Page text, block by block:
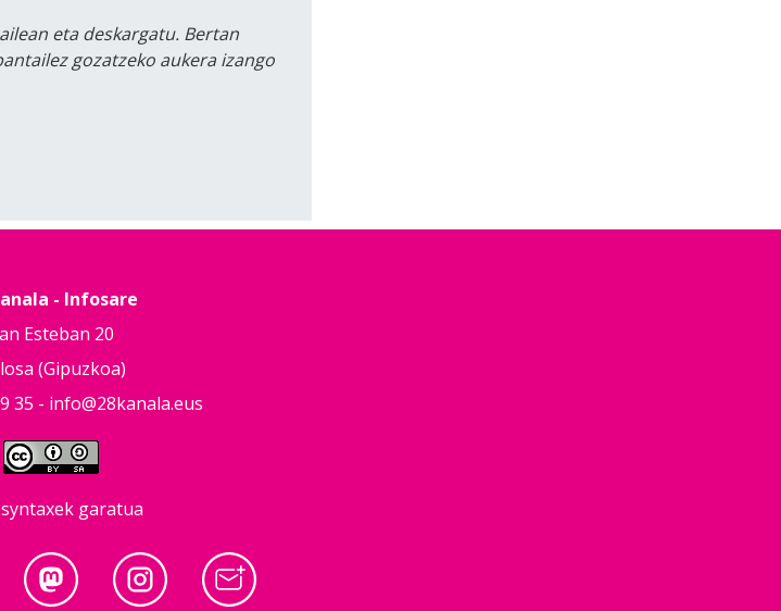
eta deskargatu. Bertan
gozatzeko aukera izango
- Infosare
Esteban 20
(Gipuzkoa)
35 - info@28kanala.eus
garatua